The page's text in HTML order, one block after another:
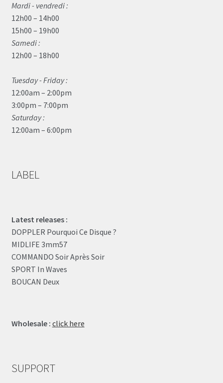
Mardi - vendredi :
12h00 – 14h00
15h00 – 19h00
Samedi :
12h00 – 18h00
Tuesday - Friday :
12:00am – 2:00pm
3:00pm – 7:00pm
Saturday :
12:00am – 6:00pm
LABEL
Latest releases :
DOPPLER Pourquoi Ce Disque ?
MIDLIFE 3mm57
COMMANDO Soir Après Soir
SPORT In Waves
BOUCAN Deux
Wholesale : click here
SUPPORT